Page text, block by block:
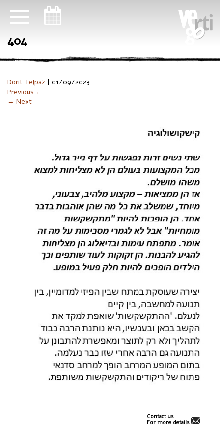
404
Dorit Telpaz | 01/09/2023
Previous ←
→ Next
Contact us
For more details